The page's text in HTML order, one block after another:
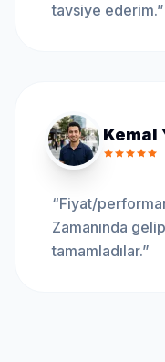
tavsiye ederim.”
Kemal
“Fiyat/
Zamanında
tamamladılar.”